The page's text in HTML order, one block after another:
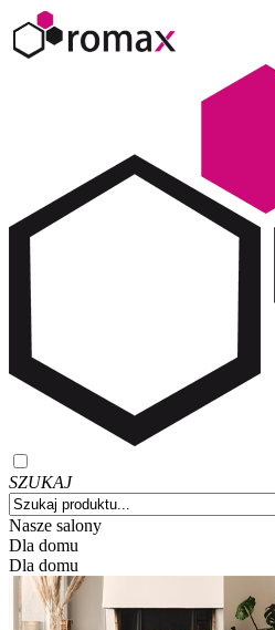
SZUKAJ
Nasze salony
Dla domu
Dla domu